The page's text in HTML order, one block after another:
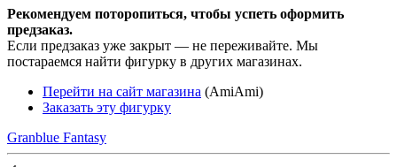
Рекомендуем поторопиться, чтобы успеть оформить
предзаказ.
Если предзаказ уже закрыт — не переживайте. Мы
постараемся найти фигурку в других магазинах.
Перейти на сайт магазина (AmiAmi)
Заказать эту фигурку
Granblue Fantasy